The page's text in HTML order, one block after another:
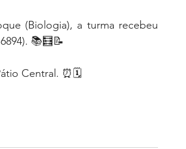
(Biologia), a turma recebeu
📚🧮📝
Central. ⏰🗓